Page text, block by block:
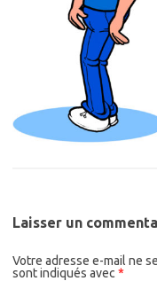
Laisser un
Votre adresse e-mail ne
sont indiqués avec *